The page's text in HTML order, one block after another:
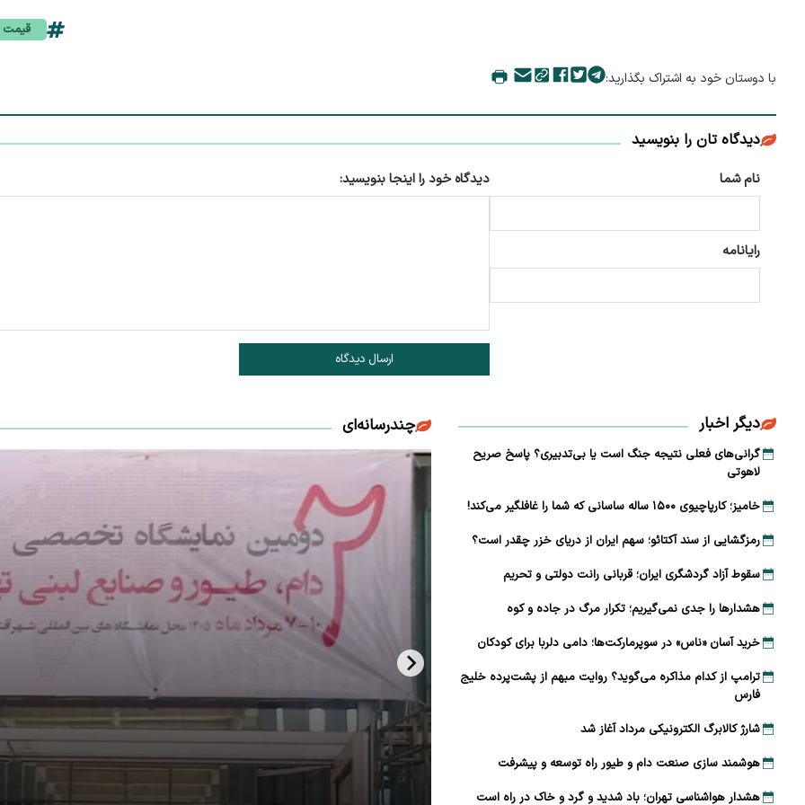
قیمت
با دوستان خود به اشتراک بگذارید:
دیدگاه تان را بنویسید
نام شما
رایانامه
دیدگاه خود را اینجا بنویسید:
ارسال دیدگاه
دیگر اخبار
گرانی‌های فعلی نتیجه جنگ است یا بی‌تدبیری؟ پاسخ صریح
لاهوتی
خامیز؛ کارپاچیوی ۱۵۰۰ ساله ساسانی که شما را غافلگیر می‌کند!
رمزگشایی از سند آکتائو؛ سهم ایران از دریای خزر چقدر است؟
سقوط آزاد گردشگری ایران؛ قربانی رانت دولتی و تحریم
هشدارها را جدی نمی‌گیریم؛ تکرار مرگ در جاده و کوه
خرید آسان «ناس» در سوپرمارکت‌ها؛ دامی دلربا برای کودکان
ترامپ از کدام مذاکره می‌گوید؟ روایت مبهم از پشت‌پرده خلیج
فارس
شارژ کالابرگ الکترونیکی مرداد آغاز شد
هوشمند سازی صنعت دام و طیور راه توسعه و پیشرفت
هشدار هواشناسی تهران؛ باد شدید و گرد و خاک در راه است
چندرسانه‌ای